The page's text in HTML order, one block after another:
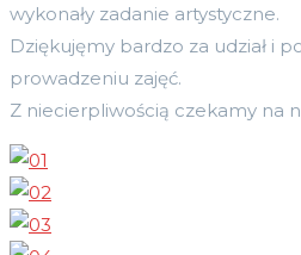
wykonały zadanie artystyczne.
Dziękujęmy bardzo za udział i
prowadzeniu zajęć.
Z niecierpliwością czekamy na